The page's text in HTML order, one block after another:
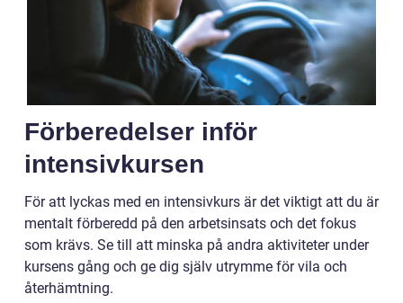
Förberedelser inför
intensivkursen
För att lyckas med en intensivkurs är det viktigt att du är
mentalt förberedd på den arbetsinsats och det fokus
som krävs. Se till att minska på andra aktiviteter under
kursens gång och ge dig själv utrymme för vila och
återhämtning.